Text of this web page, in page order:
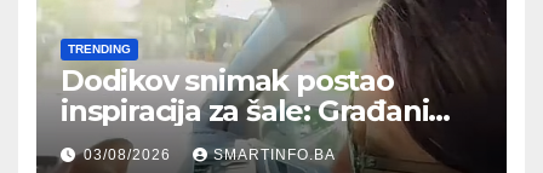
TRENDING
Dodikov snimak postao
inspiracija za šale: Građani
kroz parodiju poslali poruku
03/08/2026 SMARTINFO.BA